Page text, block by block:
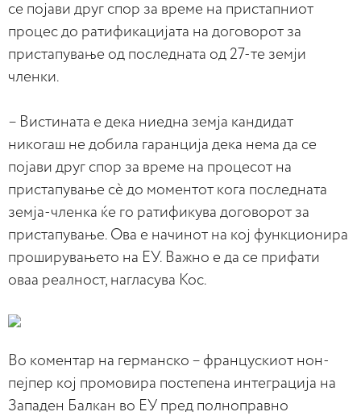
се појави друг спор за време на пристапниот
процес до ратификацијата на договорот за
пристапување од последната од 27-те земји
членки.
– Вистината е дека ниедна земја кандидат
никогаш не добила гаранција дека нема да се
појави друг спор за време на процесот на
пристапување сè до моментот кога последната
земја-членка ќе го ратификува договорот за
пристапување. Ова е начинот на кој функционира
проширувањето на ЕУ. Важно е да се прифати
оваа реалност, нагласува Кос.
Во коментар на германско – францускиот нон-
пејпер кој промовира постепена интеграција на
Западен Балкан во ЕУ пред полноправно